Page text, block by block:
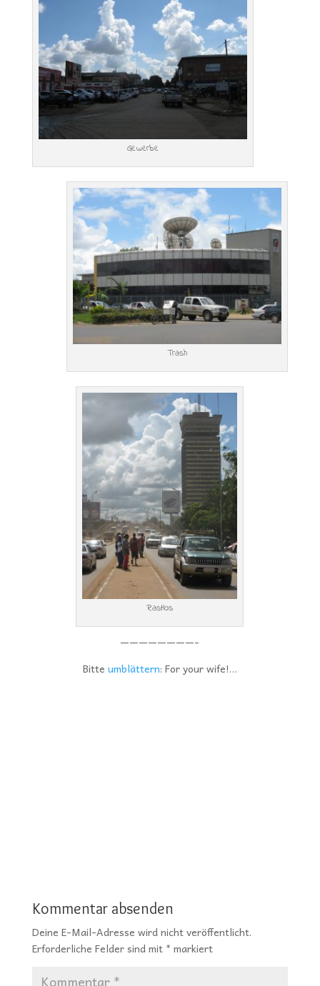
Gewerbe
Trash
Rastlos
————————-
Bitte umblättern: For your wife!…
Kommentar absenden
Deine E-Mail-Adresse wird nicht veröffentlicht.
Erforderliche Felder sind mit * markiert